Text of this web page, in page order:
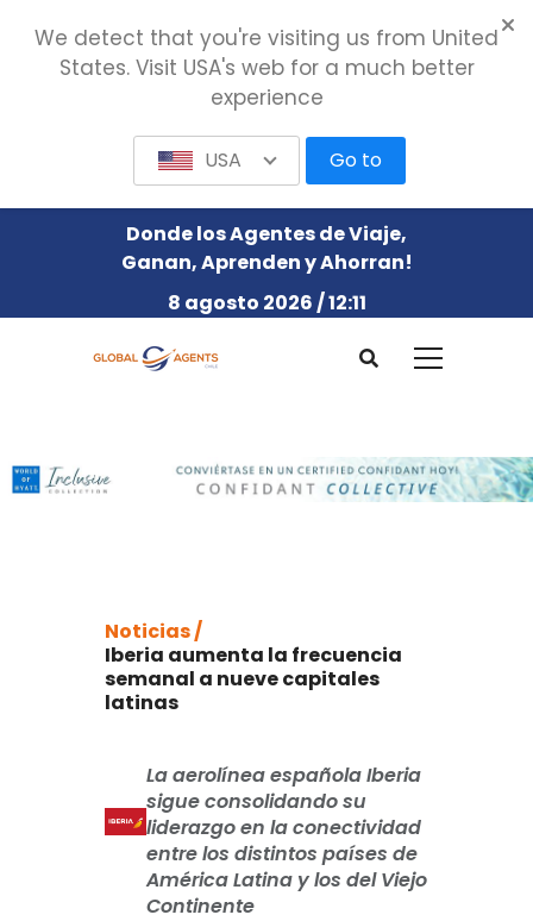
Donde los Agentes de Viaje,
Ganan, Aprenden y Ahorran!
8 agosto 2026 / 12:11
Noticias /
Iberia aumenta la frecuencia
semanal a nueve capitales
latinas
La aerolínea española Iberia
sigue consolidando su
liderazgo en la conectividad
entre los distintos países de
América Latina y los del Viejo
Continente
We detect that you're visiting us from United
States. Visit USA's web for a much better
experience
USA Go to